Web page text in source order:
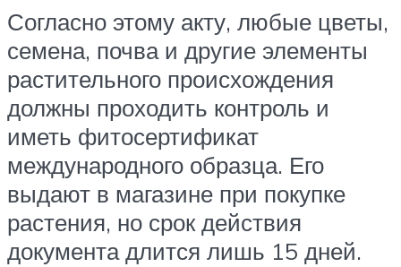
Согласно этому акту, любые цветы,
семена, почва и другие элементы
растительного происхождения
должны проходить контроль и
иметь фитосертификат
международного образца. Его
выдают в магазине при покупке
растения, но срок действия
документа длится лишь 15 дней.